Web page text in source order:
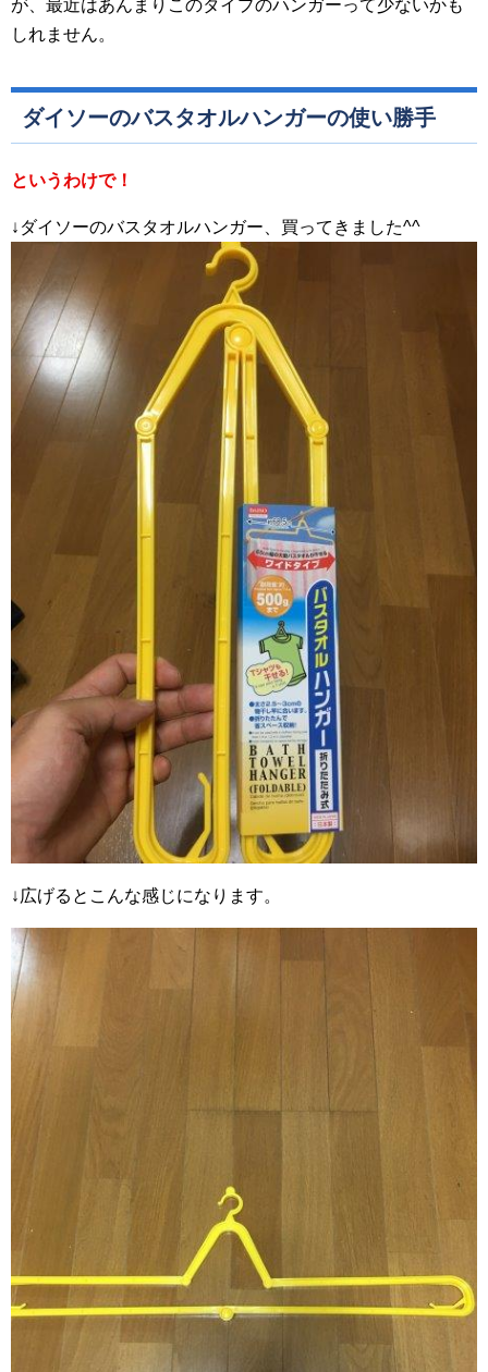
が、最近はあんまりこのタイプのハンガーって少ないかも
しれません。
ダイソーのバスタオルハンガーの使い勝手
というわけで！
↓ダイソーのバスタオルハンガー、買ってきました^^
↓広げるとこんな感じになります。